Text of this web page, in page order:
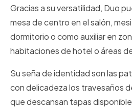
Gracias a su versatilidad, Duo
mesa de centro en el salón,
dormitorio o como auxiliar en
habitaciones de hotel o áreas
Su seña de identidad son las
con delicadeza los travesaños
que descansan tapas